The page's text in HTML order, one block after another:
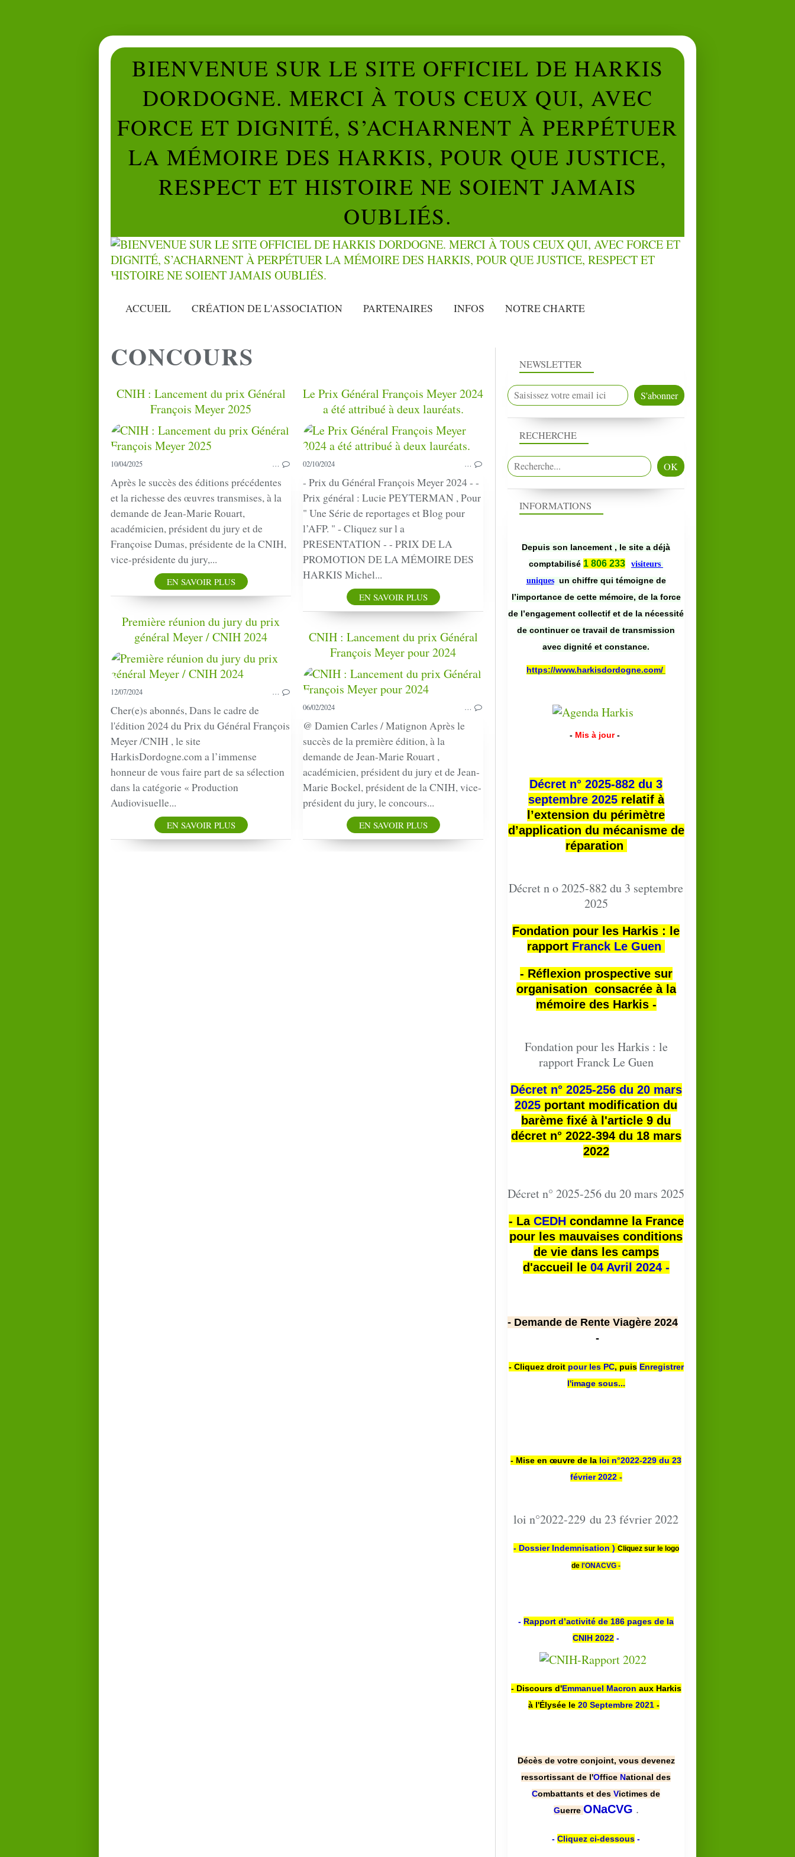
BIENVENUE SUR LE SITE OFFICIEL DE HARKIS
DORDOGNE. MERCI À TOUS CEUX QUI, AVEC
FORCE ET DIGNITÉ, S’ACHARNENT À PERPÉTUER
LA MÉMOIRE DES HARKIS, POUR QUE JUSTICE,
RESPECT ET HISTOIRE NE SOIENT JAMAIS
OUBLIÉS.
ACCUEIL CRÉATION DE L'ASSOCIATION PARTENAIRES INFOS NOTRE CHARTE
CONCOURS
CNIH : Lancement du prix Général
François Meyer 2025
HARKIS
COMMUNIQUÉ
10/04/2025 …
Après le succès des éditions précédentes
et la richesse des œuvres transmises, à la
demande de Jean-Marie Rouart,
académicien, président du jury et de
Françoise Dumas, présidente de la CNIH,
vice-présidente du jury,...
EN SAVOIR PLUS
Le Prix Général François Meyer 2024
a été attribué à deux lauréats.
02/10/2024 …
- Prix du Général François Meyer 2024 - -
Prix général : Lucie PEYTERMAN , Pour
" Une Série de reportages et Blog pour
l’AFP. " - Cliquez sur l a
PRESENTATION - - PRIX DE LA
PROMOTION DE LA MÉMOIRE DES
HARKIS Michel...
EN SAVOIR PLUS
Première réunion du jury du prix
général Meyer / CNIH 2024
COMMUNIQUÉ
CONCOURS
12/07/2024 …
Cher(e)s abonnés, Dans le cadre de
l'édition 2024 du Prix du Général François
Meyer /CNIH , le site
HarkisDordogne.com a l’immense
honneur de vous faire part de sa sélection
dans la catégorie « Production
Audiovisuelle...
EN SAVOIR PLUS
CNIH : Lancement du prix Général
François Meyer pour 2024
COMMUNICATION
06/02/2024 …
@ Damien Carles / Matignon Après le
succès de la première édition, à la
demande de Jean-Marie Rouart ,
académicien, président du jury et de Jean-
Marie Bockel, président de la CNIH, vice-
président du jury, le concours...
EN SAVOIR PLUS
NEWSLETTER
RECHERCHE
INFORMATIONS
Depuis son lancement , le site a déjà
comptabilisé 1 806 233
visiteurs
uniques un chiffre qui témoigne de
l’importance de cette mémoire, de la force
de l’engagement collectif et de la nécessité
de continuer ce travail de transmission
avec dignité et constance.
https://www.harkisdordogne.com/
- Mis à jour -
Décret n° 2025-882 du 3
septembre 2025relatif à
l’extension du périmètre
d’application du mécanisme de
réparation
Décret n o 2025-882 du 3 septembre
2025
Fondation pour les Harkis : le
rapport Franck Le Guen
- Réflexion prospective sur
organisation consacrée à la
mémoire des Harkis -
Fondation pour les Harkis : le
rapport Franck Le Guen
Décret n° 2025-256 du 20 mars
2025 portant modification du
barème fixé à l'article 9 du
décret n° 2022-394 du 18 mars
2022
Décret n° 2025-256 du 20 mars 2025
- La CEDHcondamne la France
pour les mauvaises conditions
de vie dans les camps
d'accueil le 04 Avril 2024 -
- Demande de Rente Viagère 2024
-
- Cliquez droit pour les PC, puis Enregistrer
l'image sous...
- Mise en œuvre de la loi n°2022-229 du 23
février 2022 -
loi n°2022-229 du 23 février 2022
- Dossier Indemnisation ) Cliquez sur le logo
de l'ONACVG -
- Rapport d’activité de 186 pages de la
CNIH 2022 -
- Discours d'Emmanuel Macron aux Harkis
à l'Élysée le 20 Septembre 2021 -
Décès de votre conjoint, vous devenez
ressortissant de l'Office National des
Combattants et des Victimes de
Guerre ONaCVG .
- Cliquez ci-dessous -